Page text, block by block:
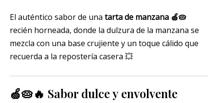
El auténtico sabor de una tarta de manzana 🍏🥧
recién horneada, donde la dulzura de la manzana se
mezcla con una base crujiente y un toque cálido que
recuerda a la repostería casera 💥
🍏🥧🔥 Sabor dulce y envolvente